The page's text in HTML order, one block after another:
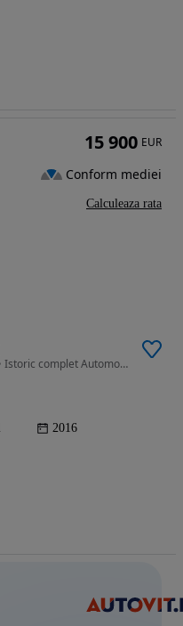
1995 cm3 • 190 CP • Primul proprietar • Istoric complet Automobile Bavaria
2016
15 900 EUR
Conform mediei
Calculeaza rata